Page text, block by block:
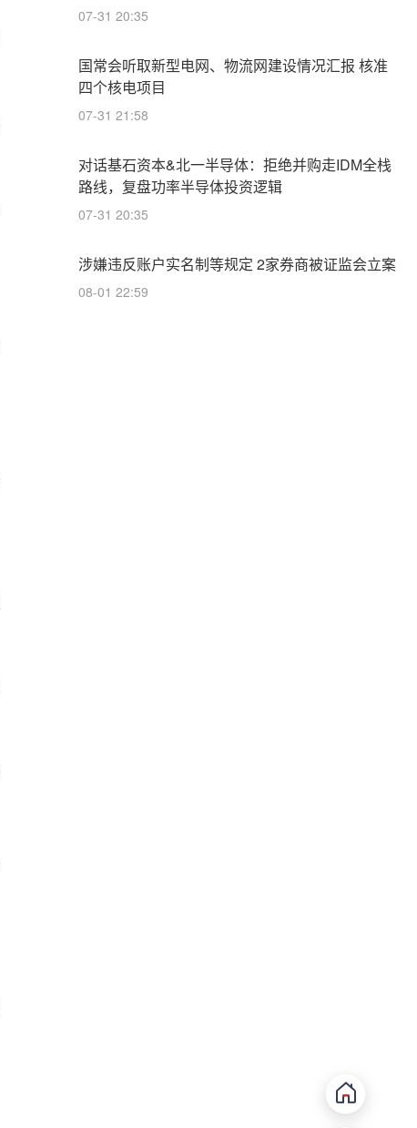
07-31 20:35
国常会听取新型电网、物流网建设情况汇报 核准
四个核电项目
07-31 21:58
对话基石资本&北一半导体：拒绝并购走IDM全栈
路线，复盘功率半导体投资逻辑
07-31 20:35
涉嫌违反账户实名制等规定 2家券商被证监会立案
08-01 22:59